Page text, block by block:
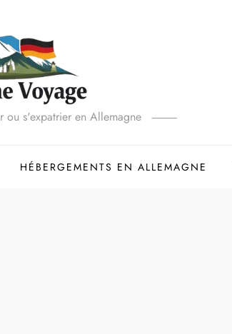
ou s'expatrier en Allemagne
HÉBERGEMENTS EN ALLEMAGNE